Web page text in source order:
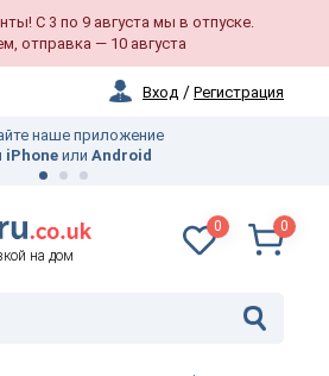
С 3 по 9 августа мы в отпуске.
отправка — 10 августа
Вход / Регистрация
доставка поUK
заказов свыше45 GBP
на дом
0 0